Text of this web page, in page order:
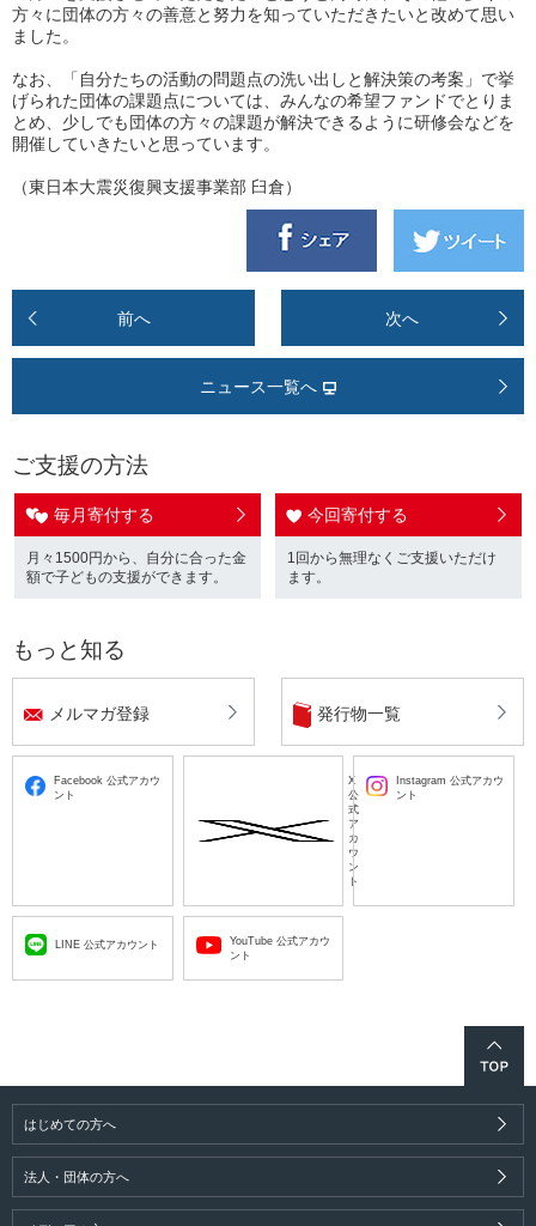
方々に団体の方々の善意と努力を知っていただきたいと改めて思い
ました。
なお、「自分たちの活動の問題点の洗い出しと解決策の考案」で挙
げられた団体の課題点については、みんなの希望ファンドでとりま
とめ、少しでも団体の方々の課題が解決できるように研修会などを
開催していきたいと思っています。
（東日本大震災復興支援事業部 臼倉）
前へ 次へ
ニュース一覧へ
ご支援の方法
毎月寄付する
月々1500円から、自分に合った金
額で子どもの支援ができます。
今回寄付する
1回から無理なくご支援いただけ
ます。
もっと知る
メルマガ登録 発行物一覧
Facebook 公式アカウ
ント
X
公
式
ア
カ
ウ
ン
ト
Instagram 公式アカウ
ント
LINE 公式アカウント
YouTube 公式アカウ
ント
はじめての方へ
法人・団体の方へ